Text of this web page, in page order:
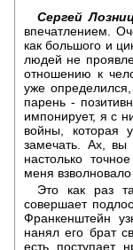
Сергей
впечатлением.
как большого и
людей не
отношению к
уже
парень -
импонирует, я с
войны, которая
замечать. Ах, вы
настолько
меня
Это как раз
совершает
Франкенштейн
нанял его брат
есть поступает